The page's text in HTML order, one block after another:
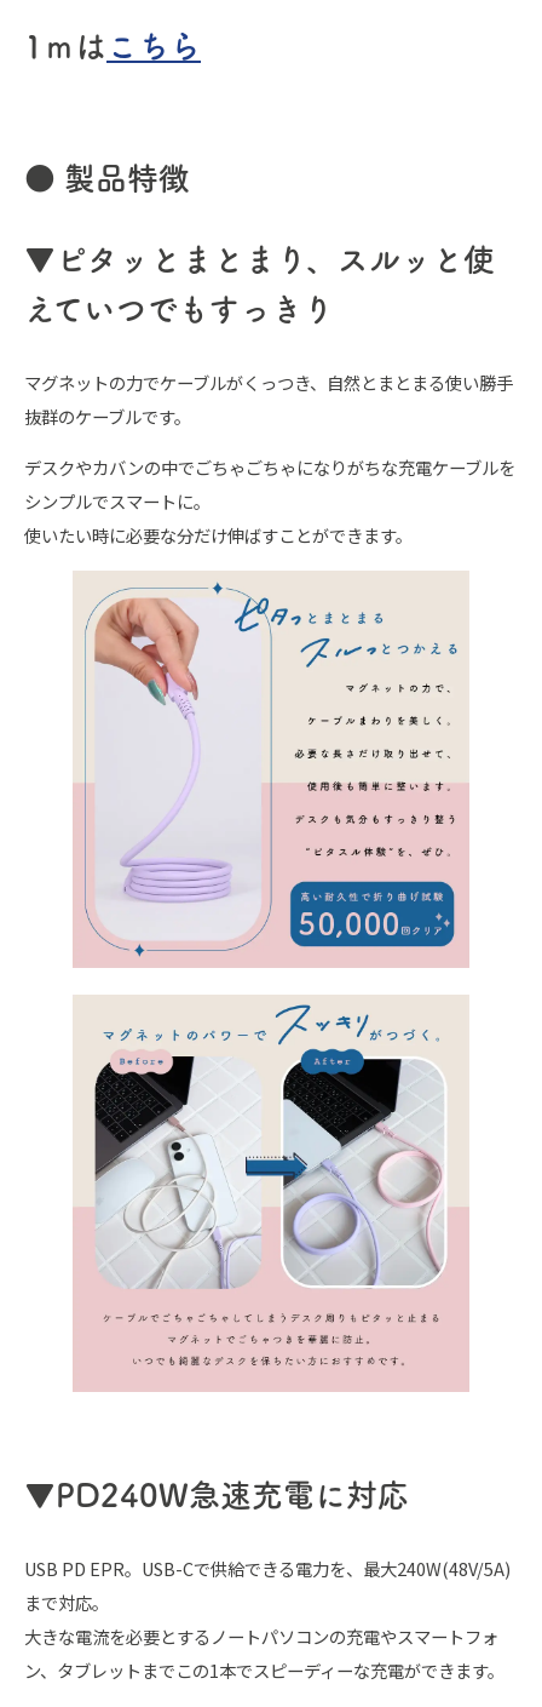
1ｍは こちら
● 製品特徴
▼ ピタッとまとまり、スルッと使
えていつでもすっきり
マグネットの力でケーブルがくっつき、自然とまとまる使い勝手
抜群のケーブルです。
デスクやカバンの中でごちゃごちゃになりがちな充電ケーブルを
シンプルでスマートに。
使いたい時に必要な分だけ伸ばすことができます。
▼PD240W急速充電に対応
USB PD EPR。USB-Cで供給できる電力を、最大240W(48V/5A)
まで対応。
大きな電流を必要とするノートパソコンの充電やスマートフォ
ン、タブレットまでこの1本でスピーディーな充電ができます。